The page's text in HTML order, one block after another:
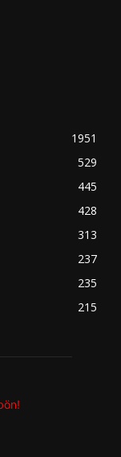
1951
529
445
428
313
237
235
215